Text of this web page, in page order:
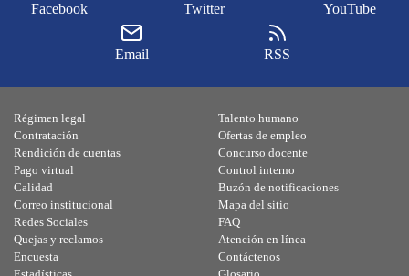
Facebook Twitter YouTube
Email RSS
Régimen legal
Contratación
Rendición de cuentas
Pago virtual
Calidad
Talento humano
Ofertas de empleo
Concurso docente
Control interno
Buzón de notificaciones
Correo institucional
Redes Sociales
Quejas y reclamos
Encuesta
Mapa del sitio
FAQ
Atención en línea
Contáctenos